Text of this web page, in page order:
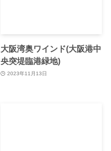
大阪湾奥ワインド(大阪港中
央突堤臨港緑地)
2023年11月13日